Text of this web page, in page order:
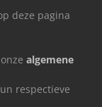
deze pagina
algemene
respectieve